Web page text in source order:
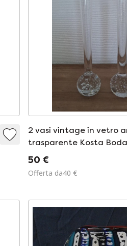
2 vasi vintage in vetro
trasparente Kosta Boda
Bubble, provenienti dalla
50 €
Offerta da40 €